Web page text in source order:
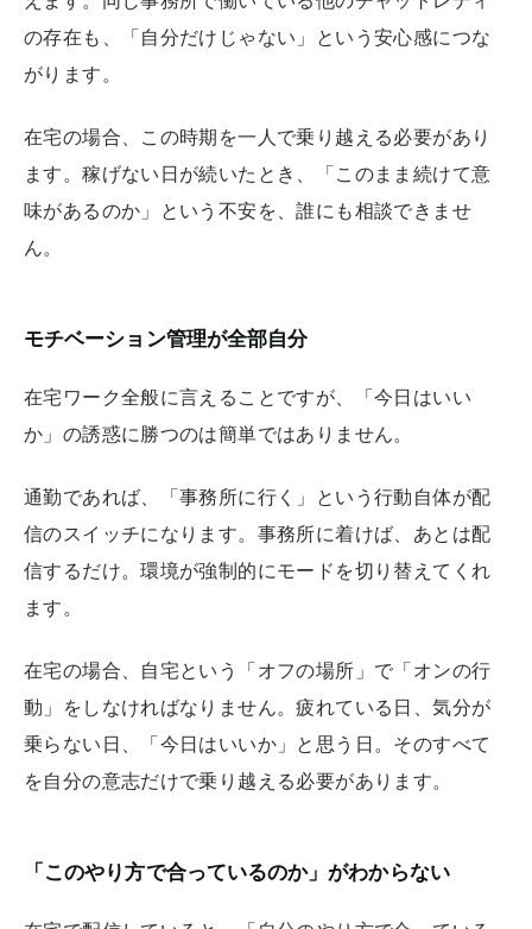
の存在も、「自分だけじゃない」という安心感につな
がります。
在宅の場合、この時期を一人で乗り越える必要があり
ます。稼げない日が続いたとき、「このまま続けて意
味があるのか」という不安を、誰にも相談できませ
ん。
モチベーション管理が全部自分
在宅ワーク全般に言えることですが、「今日はいい
か」の誘惑に勝つのは簡単ではありません。
通勤であれば、「事務所に行く」という行動自体が配
信のスイッチになります。事務所に着けば、あとは配
信するだけ。環境が強制的にモードを切り替えてくれ
ます。
在宅の場合、自宅という「オフの場所」で「オンの行
動」をしなければなりません。疲れている日、気分が
乗らない日、「今日はいいか」と思う日。そのすべて
を自分の意志だけで乗り越える必要があります。
「このやり方で合っているのか」がわからない